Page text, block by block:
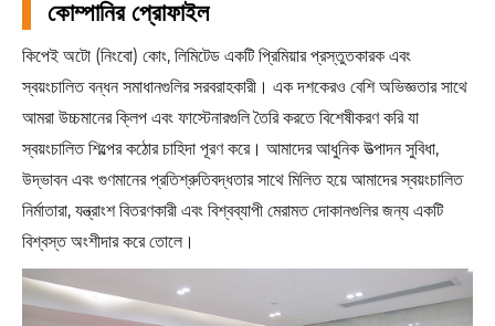
কোম্পানির প্রোফাইল
কিপেই অটো (নিংবো) কোং, লিমিটেড একটি প্রিমিয়ার প্রস্তুতকারক এবং
স্বয়ংচালিত বন্ধন সমাধানগুলির সরবরাহকারী। এক দশকেরও বেশি অভিজ্ঞতার সাথে
আমরা উচ্চমানের ক্লিপ এবং ফাস্টেনারগুলি তৈরি করতে বিশেষীকরণ করি যা
স্বয়ংচালিত শিল্পের কঠোর চাহিদা পূরণ করে। আমাদের আধুনিক উত্পাদন সুবিধা,
উদ্ভাবন এবং গুণমানের প্রতিশ্রুতিবদ্ধতার সাথে মিলিত হয়ে আমাদের স্বয়ংচালিত
নির্মাতারা, যন্ত্রাংশ বিতরণকারী এবং বিশ্বব্যাপী মেরামত দোকানগুলির জন্য একটি
বিশ্বস্ত অংশীদার করে তোলে।